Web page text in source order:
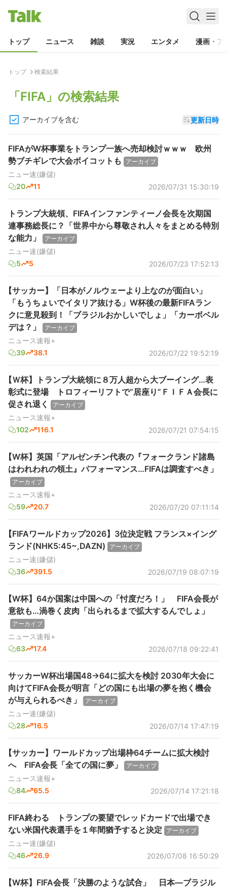
トップ ニュース 雑談 実況 エンタメ 漫画・ア
トップ 検索結果
「FIFA 」の検索結果
アーカイブを含む 更新日時
FIFAがW杯事業をトランプ一族へ売却検討ｗｗｗ 欧州
勢ブチギレで大会ボイコットも
アーカイブ
ニュー速(嫌儲)
20
11 2026/07/31 15:30:19
トランプ大統領、FIFAインファンティーノ会長を次期国
連事務総長に？「世界中から尊敬され人々をまとめる特別
な能力」
アーカイブ
ニュー速(嫌儲)
5
5 2026/07/23 17:52:13
【サッカー】「日本がノルウェーより上なのが面白い」
「もうちょいでイタリア抜ける」W杯後の最新FIFAラン
クに意見殺到！「ブラジルおかしいでしょ」「カーボベル
デは？」
アーカイブ
ニュース速報+
39
38.1 2026/07/22 19:52:19
【Ｗ杯】トランプ大統領に８万人超から大ブーイング…表
彰式に登場 トロフィーリフトで“居座り”ＦＩＦＡ会長に
促され退く
アーカイブ
ニュース速報+
102
116.1 2026/07/21 07:54:15
【W杯】英国「アルゼンチン代表の『フォークランド諸島
はわれわれの領土』パフォーマンス…FIFAは調査すべき」
アーカイブ
ニュース速報+
59
20.7 2026/07/20 07:11:14
【FIFAワールドカップ2026】3位決定戦 フランス×イング
ランド(NHK5:45~,DAZN)
アーカイブ
ニュー速(嫌儲)
36
391.5 2026/07/19 08:07:19
【W杯】64か国案は中国への「忖度だろ！」 FIFA会長が
意欲も…渦巻く皮肉「出られるまで拡大するんでしょ」
アーカイブ
ニュース速報+
63
17.4 2026/07/18 09:22:41
サッカーW杯出場国48→64に拡大を検討 2030年大会に
向けてFIFA会長が明言「どの国にも出場の夢を抱く機会
が与えられるべき」
アーカイブ
ニュー速(嫌儲)
28
16.5 2026/07/14 17:47:19
【サッカー】ワールドカップ出場枠64チームに拡大検討
へ FIFA会長「全ての国に夢」
アーカイブ
ニュース速報+
84
65.5 2026/07/14 17:21:18
FIFA終わる トランプの要望でレッドカードで出場でき
ない米国代表選手を１年間猶予すると決定
アーカイブ
ニュー速(嫌儲)
46
26.9 2026/07/08 16:50:29
【W杯】FIFA会長「決勝のような試合」 日本―ブラジル